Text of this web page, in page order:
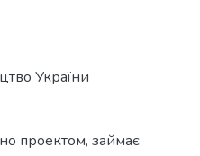
України
проектом, займає